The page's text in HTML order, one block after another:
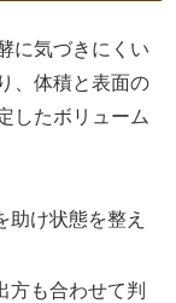
に気づきにくい
、体積と表面の
したボリューム
助け状態を整え
方も合わせて判